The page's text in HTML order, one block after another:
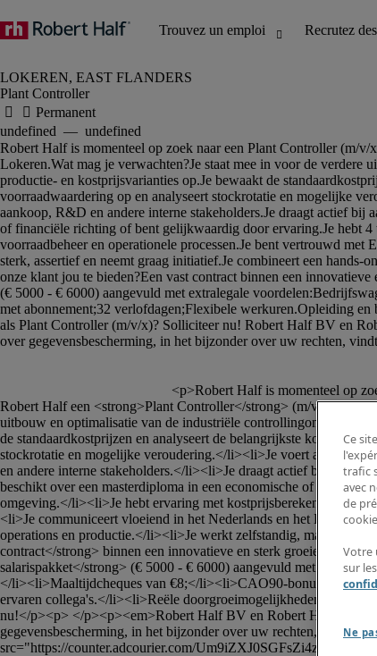
Plant Controller
Robert Half een <strong>Plant Controller</strong> (m/v/x) voor
uitbouw en optimalisatie van de industriële controllingomgeving
de standaardkostprijzen en analyseert de belangrijkste
stockrotatie en mogelijke veroudering.</li><li>Je voert ad-
en andere interne stakeholders.</li><li>Je draagt actief bij aan
beschikt over een masterdiploma in een economische of
omgeving.</li><li>Je hebt ervaring met kostprijsberekeningen,
<li>Je communiceert vloeiend in het Nederlands en het Engels.</
operations en productie.</li><li>Je werkt zelfstandig, maar
contract</strong> binnen een innovatieve en sterk groeiende
salarispakket</strong> (€ 5000 - € 6000) aangevuld met
</li><li>Maaltijdcheques van €8;</li><li>CAO90-bonus;</
ervaren collega's.</li><li>Reële doorgroeimogelijkheden binnen
nu!</p><p> </p><p><em>Robert Half BV en Robert Half
gegevensbescherming, in het bijzonder over uw rechten, vindt
src="https://counter.adcourier.com/
Ce
trafic
avec
de
Votre
sur
Ne